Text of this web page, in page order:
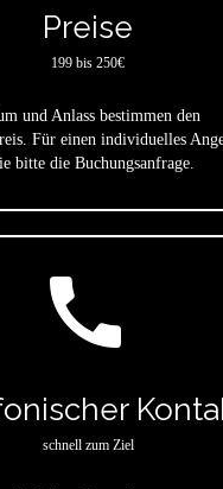
Preise
199 bis 250€
und Anlass bestimmen den
Für einen individuelles
bitte die Buchungsanfrage.
call
schnell zum Ziel